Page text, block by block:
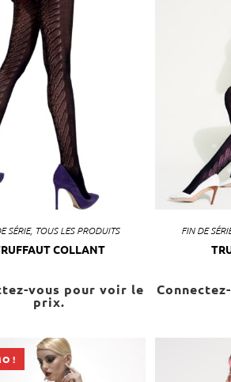
SÉRIE, TOUS LES PRODUITS
COLLANT
vous pour voir le
prix.
FIN DE
!